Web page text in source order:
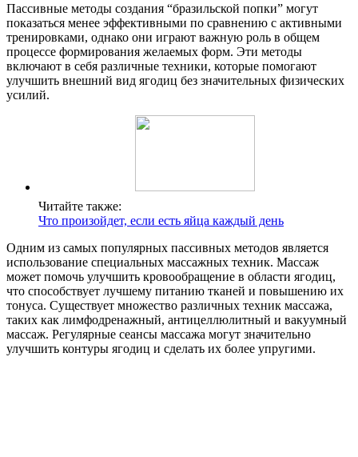
Пассивные методы создания “бразильской попки” могут
показаться менее эффективными по сравнению с активными
тренировками, однако они играют важную роль в общем
процессе формирования желаемых форм. Эти методы
включают в себя различные техники, которые помогают
улучшить внешний вид ягодиц без значительных физических
усилий.
Читайте также:
Что произойдет, если есть яйца каждый день
Одним из самых популярных пассивных методов является
использование специальных массажных техник. Массаж
может помочь улучшить кровообращение в области ягодиц,
что способствует лучшему питанию тканей и повышению их
тонуса. Существует множество различных техник массажа,
таких как лимфодренажный, антицеллюлитный и вакуумный
массаж. Регулярные сеансы массажа могут значительно
улучшить контуры ягодиц и сделать их более упругими.